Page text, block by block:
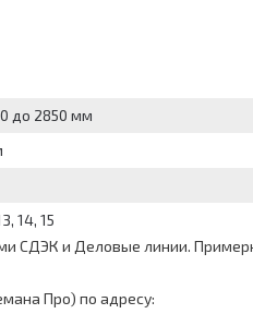
до 2850 мм
14, 15
СДЭК и Деловые линии.
Про) по адресу: